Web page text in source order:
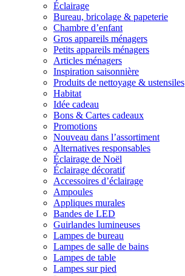
Éclairage
Bureau, bricolage & papeterie
Chambre d’enfant
Gros appareils ménagers
Petits appareils ménagers
Articles ménagers
Inspiration saisonnière
Produits de nettoyage & ustensiles
Habitat
Idée cadeau
Bons & Cartes cadeaux
Promotions
Nouveau dans l’assortiment
Alternatives responsables
Éclairage de Noël
Éclairage décoratif
Accessoires d’éclairage
Ampoules
Appliques murales
Bandes de LED
Guirlandes lumineuses
Lampes de bureau
Lampes de salle de bains
Lampes de table
Lampes sur pied